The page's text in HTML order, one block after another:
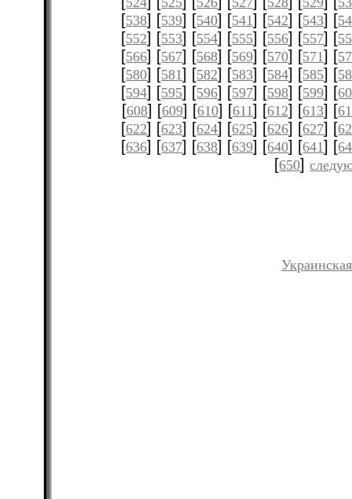
[538] [539] [540] [541] [542] [543] [
[552] [553] [554] [555] [556] [557] [
[566] [567] [568] [569] [570] [571] [
[580] [581] [582] [583] [584] [585] [
[594] [595] [596] [597] [598] [599] [
[608] [609] [610] [611] [612] [613] [
[622] [623] [624] [625] [626] [627] [
[636] [637] [638] [639] [640] [641] [
[650]